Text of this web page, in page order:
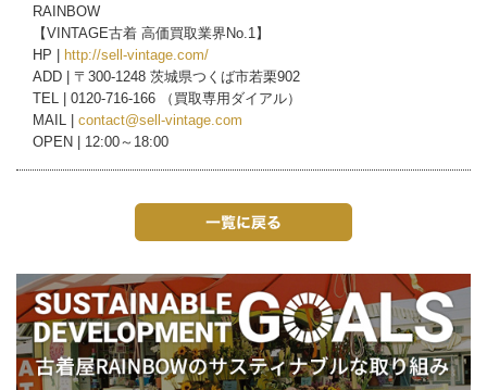
RAINBOW
【VINTAGE古着 高価買取業界No.1】
HP |
http://sell-vintage.com/
ADD | 〒300-1248 茨城県つくば市若栗902
TEL | 0120-716-166 （買取専用ダイアル）
MAIL | contact@sell-vintage.com
OPEN | 12:00～18:00